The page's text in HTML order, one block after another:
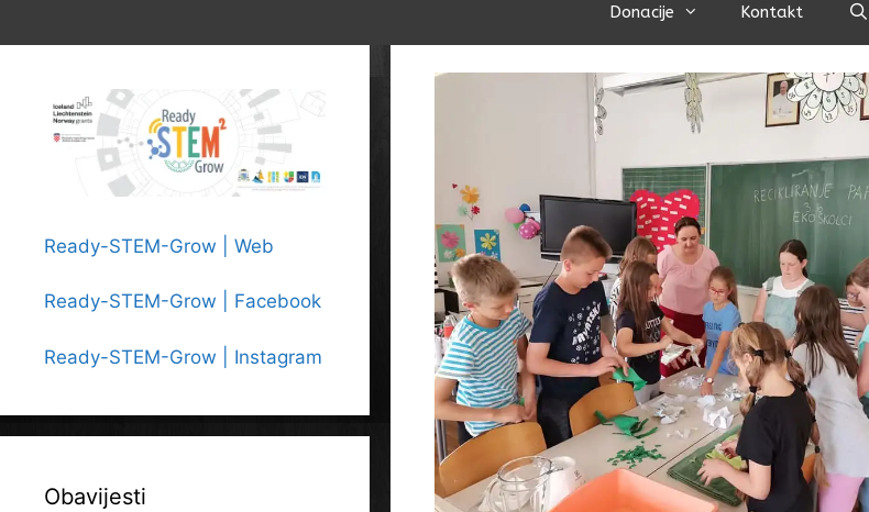
Donacije Kontakt
Ready-STEM-Grow | Web
Ready-STEM-Grow | Facebook
Ready-STEM-Grow | Instagram
Obavijesti